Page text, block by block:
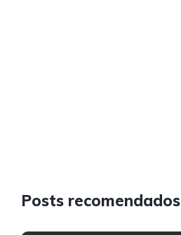
Posts recomendados